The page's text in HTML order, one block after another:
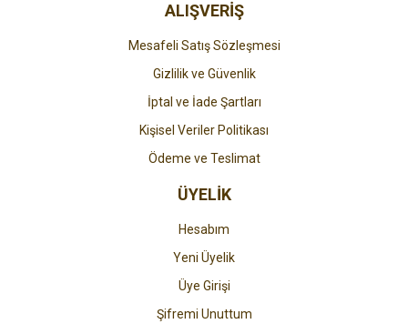
ALIŞVERİŞ
Mesafeli Satış Sözleşmesi
Gizlilik ve Güvenlik
İptal ve İade Şartları
Kişisel Veriler Politikası
Ödeme ve Teslimat
ÜYELİK
Hesabım
Yeni Üyelik
Üye Girişi
Şifremi Unuttum